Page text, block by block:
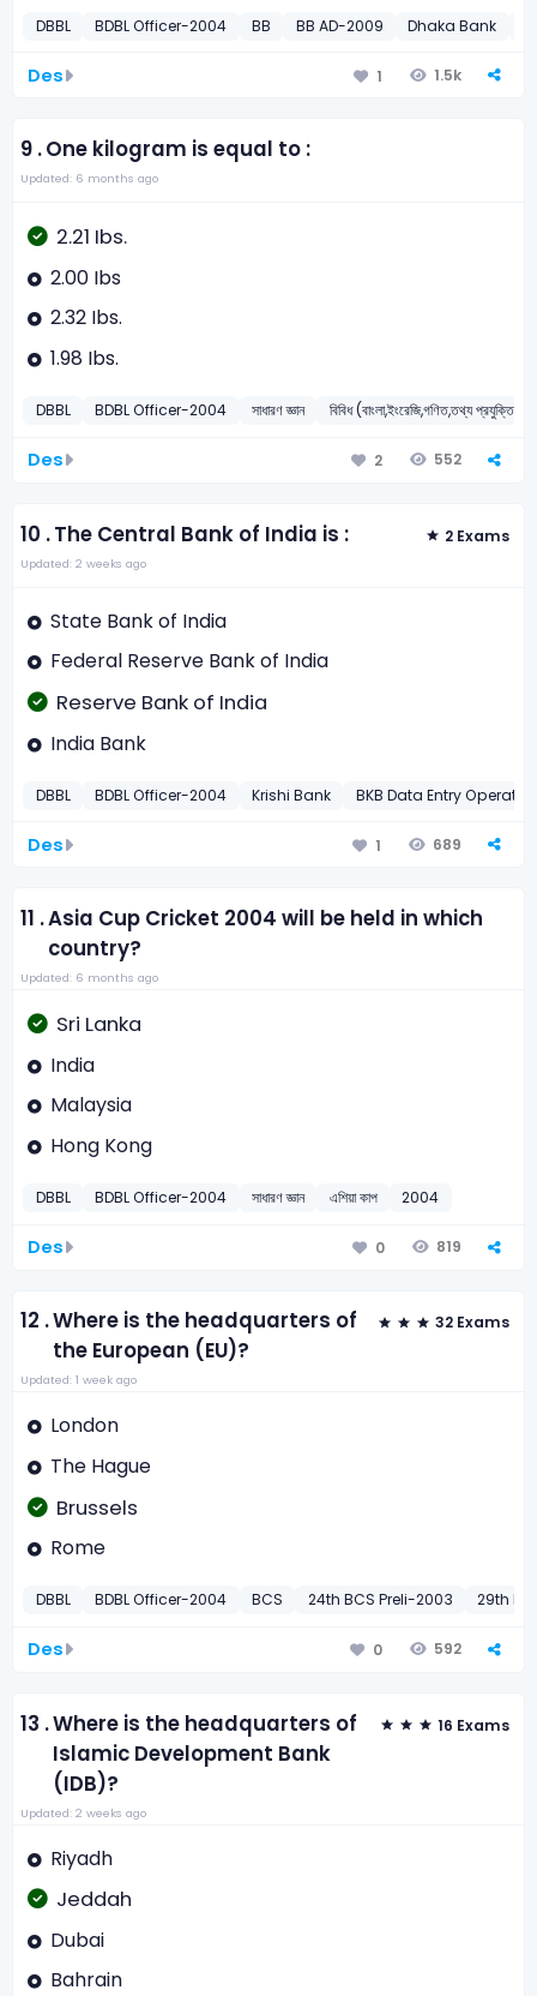
DBBL BDBL Officer-2004 BB BB AD-2009 Dhaka Bank
Des 1 1.5k
9 .One kilogram is equal to :
Updated: 6 months ago
2.21 Ibs.
2.00 Ibs
2.32 Ibs.
1.98 Ibs.
DBBL BDBL Officer-2004 সাধারণ জ্ঞান বিবিধ (বাংলা,ইংরেজি,গণিত,তথ্য
Des 2 552
10 .The Central Bank of India is : 2 Exams
Updated: 2 weeks ago
State Bank of India
Federal Reserve Bank of India
Reserve Bank of India
India Bank
DBBL BDBL Officer-2004 Krishi Bank BKB Data Entry
Des 1 689
11 .Asia Cup Cricket 2004 will be held in which
country?
Updated: 6 months ago
Sri Lanka
India
Malaysia
Hong Kong
DBBL BDBL Officer-2004 সাধারণ জ্ঞান এশিয়া কাপ 2004
Des 0 819
12 .Where is the headquarters of
the European (EU)?
32 Exams
Updated: 1 week ago
London
The Hague
Brussels
Rome
DBBL BDBL Officer-2004 BCS 24th BCS Preli-2003 29th
Des 0 592
13 .Where is the headquarters of
Islamic Development Bank
(IDB)?
16 Exams
Updated: 2 weeks ago
Riyadh
Jeddah
Dubai
Bahrain